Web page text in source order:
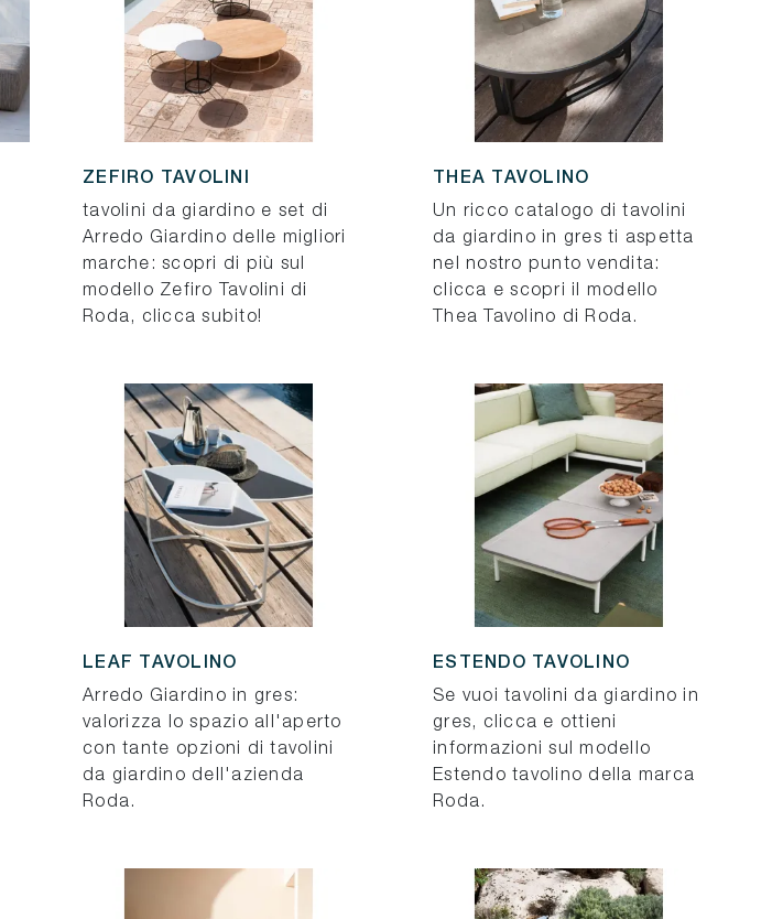
ZEFIRO TAVOLINI
tavolini da giardino e set di
Arredo Giardino delle migliori
marche: scopri di più sul
modello Zefiro Tavolini di
Roda, clicca subito!
THEA TAVOLINO
Un ricco catalogo di tavolini
da giardino in gres ti aspetta
nel nostro punto vendita:
clicca e scopri il modello
Thea Tavolino di Roda.
LEAF TAVOLINO
Arredo Giardino in gres:
valorizza lo spazio all'aperto
con tante opzioni di tavolini
da giardino dell'azienda
Roda.
ESTENDO TAVOLINO
Se vuoi tavolini da giardino in
gres, clicca e ottieni
informazioni sul modello
Estendo tavolino della marca
Roda.